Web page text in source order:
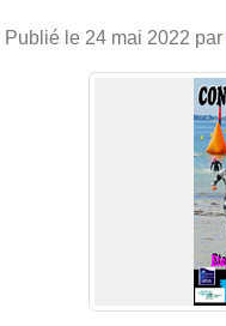
Publié le 24 mai 2022 par